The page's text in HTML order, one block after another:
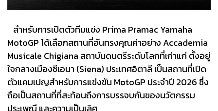
สำหรับการเปิดตัวทีมแข่ง Prima Pramac Yamaha
MotoGP ได้เลือกสถานที่อันทรงคุณค่าอย่าง Accademia
Musicale Chigiana สถาบันดนตรีระดับโลกที่เก่าแก่ ตั้งอยู่
ใจกลางเมืองซีเอนา (Siena) ประเทศอิตาลี เป็นสถานที่เปิด
ตัวแคมเปญสำหรับการแข่งขัน MotoGP ประจำปี 2026 ซึ่ง
ถือเป็นสถานที่ที่สะท้อนถึงการบรรจบกันของนวัตกรรม